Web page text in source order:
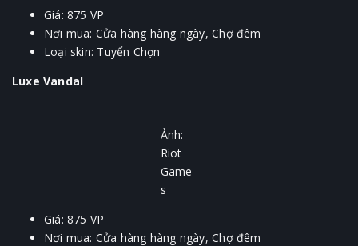
Giá: 875 VP
Nơi mua: Cửa hàng hàng ngày, Chợ đêm
Loại skin: Tuyển Chọn
Luxe Vandal
Ảnh:
Riot
Game
s
Giá: 875 VP
Nơi mua: Cửa hàng hàng ngày, Chợ đêm